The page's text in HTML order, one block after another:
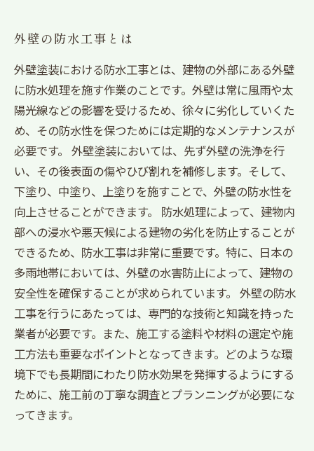
外壁の防水工事とは
外壁塗装における防水工事とは、建物の外部にある外壁
に防水処理を施す作業のことです。外壁は常に風雨や太
陽光線などの影響を受けるため、徐々に劣化していくた
め、その防水性を保つためには定期的なメンテナンスが
必要です。 外壁塗装においては、先ず外壁の洗浄を行
い、その後表面の傷やひび割れを補修します。そして、
下塗り、中塗り、上塗りを施すことで、外壁の防水性を
向上させることができます。 防水処理によって、建物内
部への浸水や悪天候による建物の劣化を防止することが
できるため、防水工事は非常に重要です。特に、日本の
多雨地帯においては、外壁の水害防止によって、建物の
安全性を確保することが求められています。 外壁の防水
工事を行うにあたっては、専門的な技術と知識を持った
業者が必要です。また、施工する塗料や材料の選定や施
工方法も重要なポイントとなってきます。どのような環
境下でも長期間にわたり防水効果を発揮するようにする
ために、施工前の丁寧な調査とプランニングが必要にな
ってきます。